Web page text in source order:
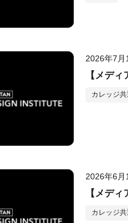
2026年7月
【メデ
カレッジ共
2026年6月
【メデ
カレッジ共